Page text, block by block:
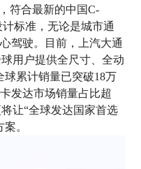
符合最新的中国C-
标准，无论是城市通
驾驶。目前，上汽大通
用户提供全尺寸、全动
球累计销量已突破18万
发达市场销量占比超
让“全球发达国家首选
。